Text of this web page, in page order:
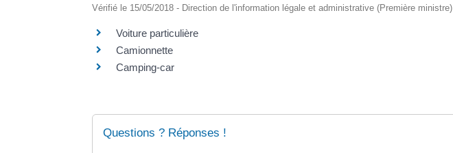
Vérifié le 15/05/2018 - Direction de l'information légale et administrative (Première ministre)
Voiture particulière
Camionnette
Camping-car
Questions ? Réponses !